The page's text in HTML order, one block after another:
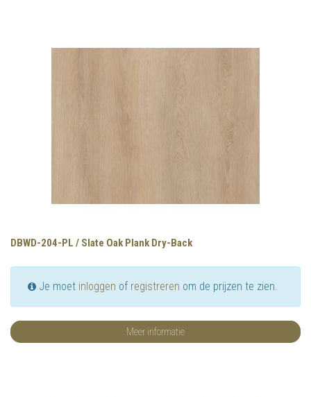
DBWD-204-PL / Slate Oak Plank Dry-Back
Je moet inloggen of registreren om de prijzen te zien.
Meer informatie